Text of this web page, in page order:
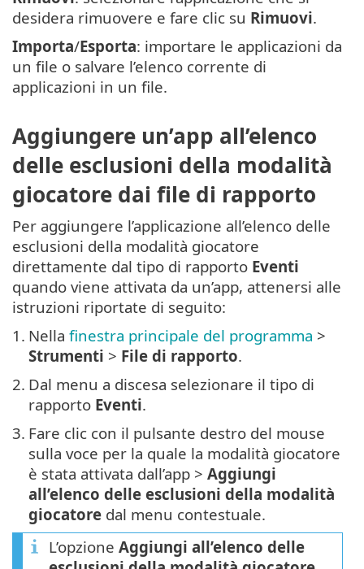
desidera rimuovere e fare clic su Rimuovi.
Importa/Esporta: importare le applicazioni da
un file o salvare l’elenco corrente di
applicazioni in un file.
Aggiungere un’app all’elenco
delle esclusioni della modalità
giocatore dai file di rapporto
Per aggiungere l’applicazione all’elenco delle
esclusioni della modalità giocatore
direttamente dal tipo di rapporto Eventi
quando viene attivata da un’app, attenersi alle
istruzioni riportate di seguito:
1. Nella finestra principale del programma >
Strumenti > File di rapporto.
2. Dal menu a discesa selezionare il tipo di
rapporto Eventi.
3. Fare clic con il pulsante destro del mouse
sulla voce per la quale la modalità giocatore
è stata attivata dall’app > Aggiungi
all’elenco delle esclusioni della modalità
giocatore dal menu contestuale.
L’opzione Aggiungi all’elenco delle